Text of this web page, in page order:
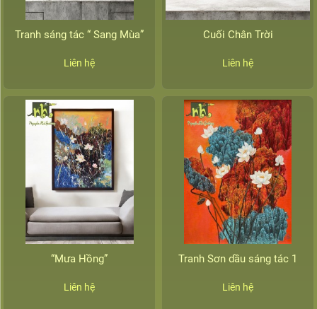
Tranh sáng tác “ Sang Mùa”
Liên hệ
Cuối Chân Trời
Liên hệ
“Mưa Hồng”
Liên hệ
Tranh Sơn dầu sáng tác 1
Liên hệ